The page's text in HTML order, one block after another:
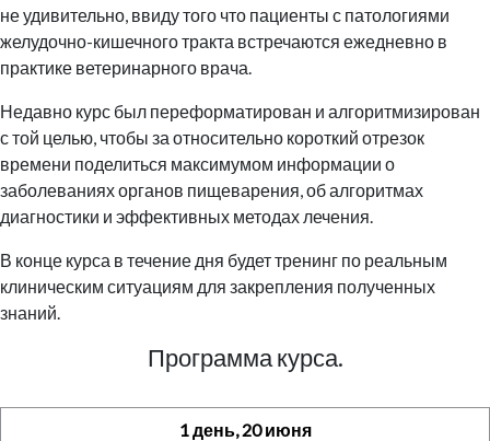
не удивительно, ввиду того что пациенты с патологиями
желудочно-кишечного тракта встречаются ежедневно в
практике ветеринарного врача.
Недавно курс был переформатирован и алгоритмизирован
с той целью, чтобы за относительно короткий отрезок
времени поделиться максимумом информации о
заболеваниях органов пищеварения, об алгоритмах
диагностики и эффективных методах лечения.
В конце курса в течение дня будет тренинг по реальным
клиническим ситуациям для закрепления полученных
знаний.
Программа курса.
1 день, 20 июня